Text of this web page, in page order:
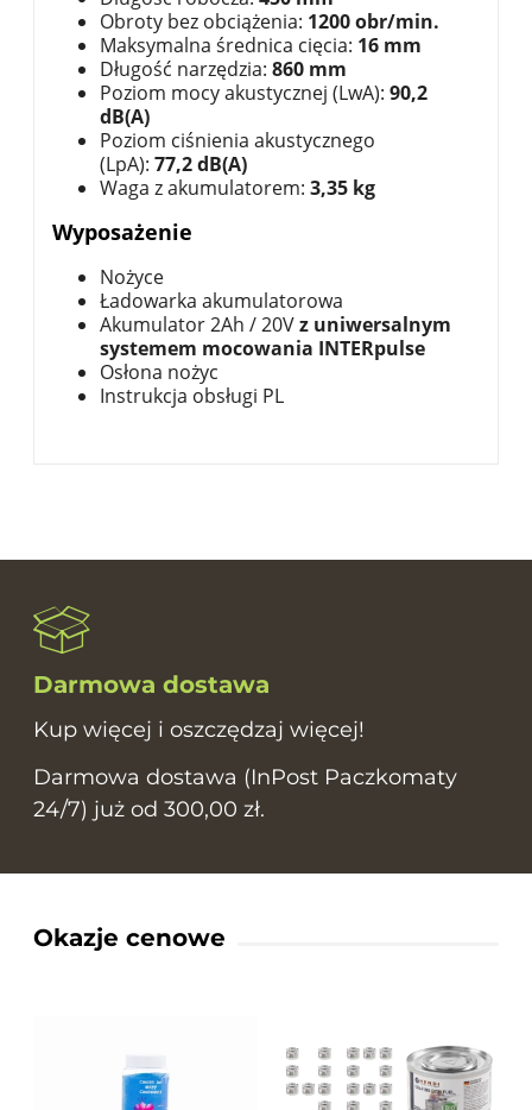
Obroty bez obciążenia: 1200 obr/min.
Maksymalna średnica cięcia: 16 mm
Długość narzędzia: 860 mm
Poziom mocy akustycznej (LwA): 90,2
dB(A)
Poziom ciśnienia akustycznego
(LpA): 77,2 dB(A)
Waga z akumulatorem: 3,35 kg
Wyposażenie
Nożyce
Ładowarka akumulatorowa
Akumulator 2Ah / 20Vz uniwersalnym
systemem mocowania INTERpulse
Osłona nożyc
Instrukcja obsługi PL
Darmowa dostawa
Kup więcej i oszczędzaj więcej!
Darmowa dostawa (InPost Paczkomaty
24/7) już od 300,00 zł.
Okazje cenowe